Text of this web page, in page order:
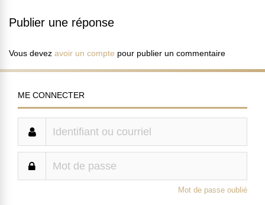
Publier une réponse
Vous devez avoir un compte pour publier un commentaire
ME CONNECTER
Mot de passe oublié